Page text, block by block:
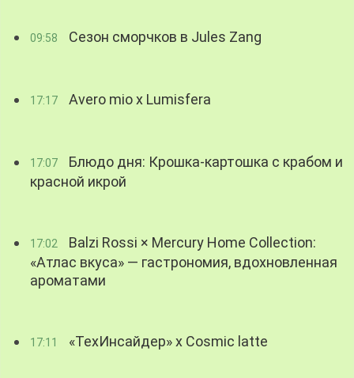
09:58 Сезон сморчков в Jules Zang
17:17 Avero mio x Lumisfera
17:07
Блюдо дня: Крошка-картошка с крабом и
красной икрой
17:02
Balzi Rossi × Mercury Home Collection:
«Атлас вкуса» — гастрономия, вдохновленная
ароматами
17:11 «ТехИнсайдер» х Cosmic latte